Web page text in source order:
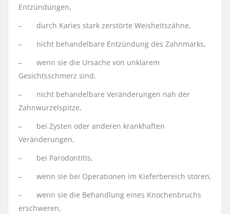
Entzündungen,
– durch Karies stark zerstörte Weisheitszähne,
– nicht behandelbare Entzündung des Zahnmarks,
– wenn sie die Ursache von unklarem
Gesichtsschmerz sind,
– nicht behandelbare Veränderungen nah der
Zahnwurzelspitze,
– bei Zysten oder anderen krankhaften
Veränderungen,
– bei Parodontitis,
– wenn sie bei Operationen im Kieferbereich stören,
– wenn sie die Behandlung eines Knochenbruchs
erschweren,